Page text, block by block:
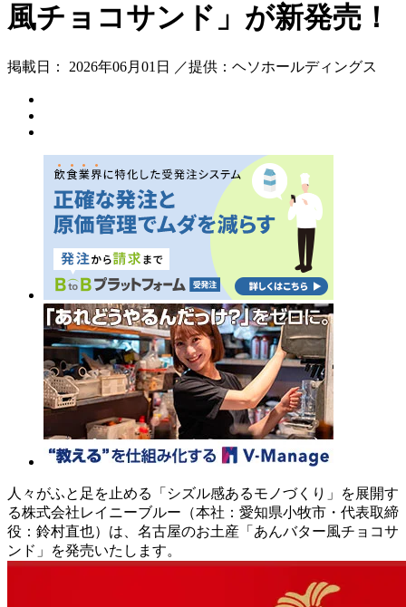
風チョコサンド」が新発売！
掲載日： 2026年06月01日 ／提供：ヘソホールディングス
人々がふと足を止める「シズル感あるモノづくり」を展開す
る株式会社レイニーブルー（本社：愛知県小牧市・代表取締
役：鈴村直也）は、名古屋のお土産「あんバター風チョコサ
ンド」を発売いたします。